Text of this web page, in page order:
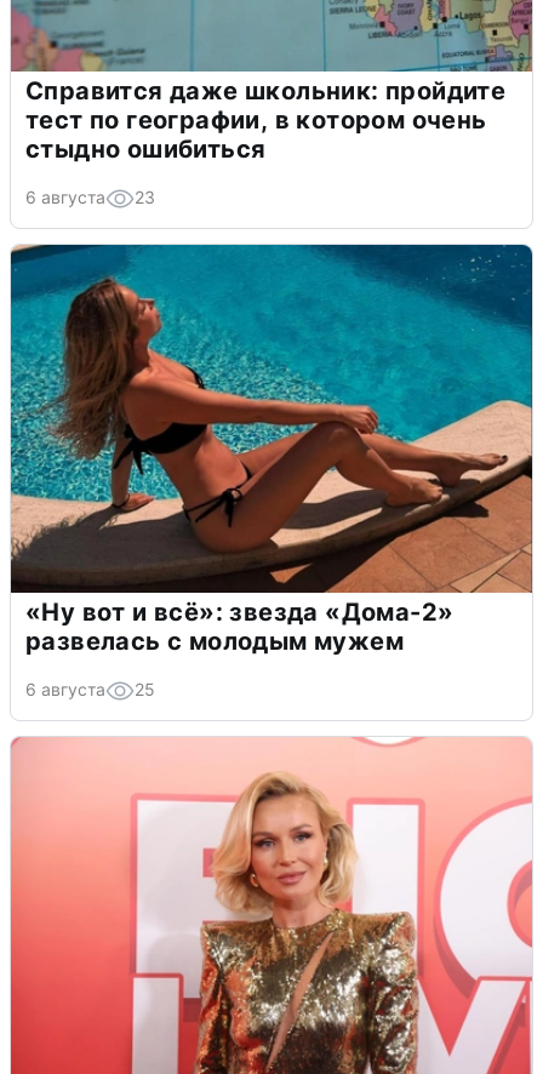
Справится даже школьник: пройдите
тест по географии, в котором очень
стыдно ошибиться
6 августа 23
«Ну вот и всё»: звезда «Дома-2»
развелась с молодым мужем
6 августа 25